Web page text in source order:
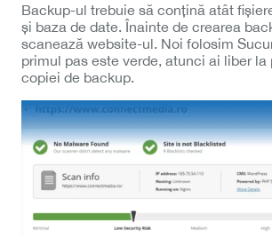
Backup-ul trebuie să conțină atât
și baza de date. Înainte de crearea
scanează website-ul. Noi folosim
primul pas este verde, atunci ai liber la
copiei de backup.